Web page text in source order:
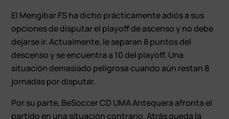
El Mengíbar FS ha dicho prácticamente adiós a sus
opciones de disputar el playoff de ascenso y no debe
dejarse ir. Actualmente, le separan 8 puntos del
descenso y se encuentra a 10 del playoff. Una
situación demasiado peligrosa cuando aún restan 8
jornadas por disputar.
Por su parte, BeSoccer CD UMA Antequera afronta el
partido en una situación contrario. Atrás queda la